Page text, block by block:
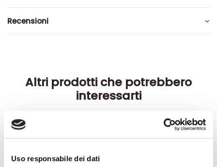
Uso responsabile dei dati
Recensioni
Altri prodotti che potrebbero
interessarti
-42%